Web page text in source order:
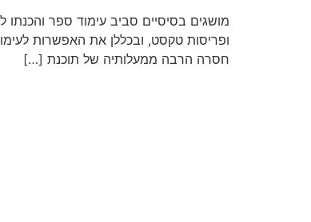
מושגים בסיסיים סביב עימוד ספר והכנתו
ופריסות טקסט, ובכללן את האפשרות
חסרה הרבה ממעלותיה של תוכנת […]